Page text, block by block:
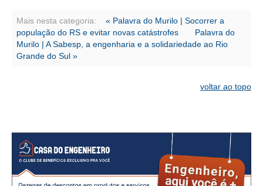
PALAVRA DO MURILO
NOTÍCIAS
AGENDA
SEESP NOTÍCIAS
NOTÍCIAS NO WHATSAPP
Mais nesta categoria:
« Palavra do Murilo | Socorrer a
população do RS e evitar novas catástrofes
Palavra do
Murilo | A Sabesp, a engenharia e a solidariedade ao Rio
Grande do Sul »
voltar ao topo